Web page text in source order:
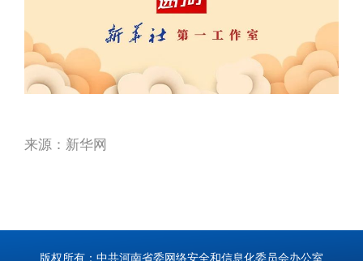
来源：新华网
版权所有：中共河南省委网络安全和信息化委员会办公室